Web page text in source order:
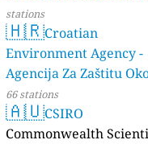
stations
🇭🇷Croatian
Environment Agency -
Agencija Za Zaštitu
66 stations
🇦🇺CSIRO
Commonwealth